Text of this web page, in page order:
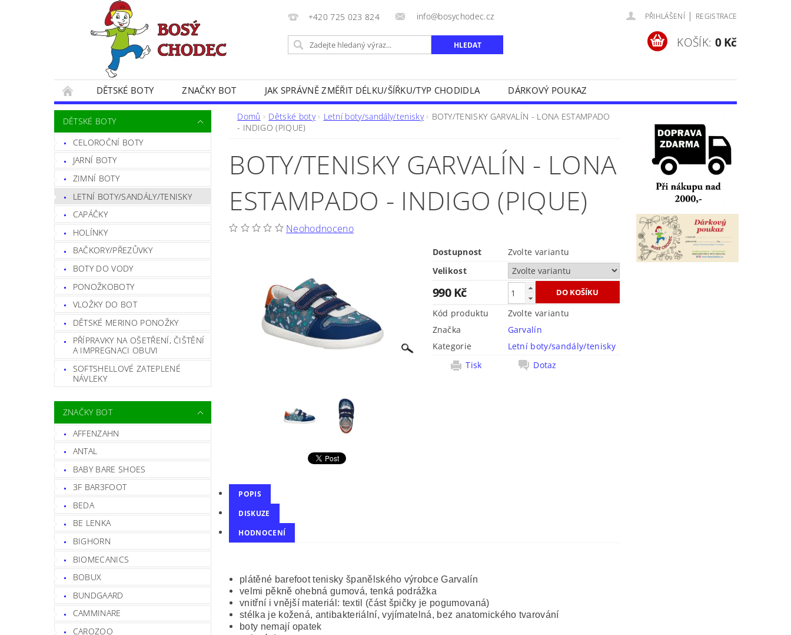
+420 725 023 824 info@bosychodec.cz PŘIHLÁŠENÍ | REGISTRACE
KOŠÍK: 0 Kč
DĚTSKÉ BOTY ZNAČKY BOT JAK SPRÁVNĚ ZMĚŘIT DÉLKU/ŠÍŘKU/TYP CHODIDLA
DÁRKOVÝ POUKAZ
SPOKOJENÍ ZÁKAZNÍČCI
BLOG CENÍK DOPRAVY A ZPŮSOBY PLATEB OBCHODNÍ PODMÍNKY
OCHRANA OSOBNÍCH ÚDAJŮ
POSTUP PŘI VRÁCENÍ ZBOŽÍ
FORMULÁŘ NA VRÁCENÍ ZBOŽÍ
DĚTSKÉ BOTY
CELOROČNÍ BOTY
JARNÍ BOTY
ZIMNÍ BOTY
LETNÍ BOTY/SANDÁLY/TENISKY
CAPÁČKY
HOLÍNKY
BAČKORY/PŘEZŮVKY
BOTY DO VODY
PONOŽKOBOTY
VLOŽKY DO BOT
DĚTSKÉ MERINO PONOŽKY
PŘÍPRAVKY NA OŠETŘENÍ, ČIŠTĚNÍ
A IMPREGNACI OBUVI
SOFTSHELLOVÉ ZATEPLENÉ
NÁVLEKY
ZNAČKY BOT
AFFENZAHN
ANTAL
BABY BARE SHOES
3F BAR3FOOT
BEDA
BE LENKA
BIGHORN
BIOMECANICS
BOBUX
BUNDGAARD
CAMMINARE
CAROZOO
Domů Dětské boty Letní boty/sandály/tenisky
BOTY/TENISKY GARVALÍN - LONA ESTAMPADO
- INDIGO (PIQUE)
BOTY/TENISKY GARVALÍN - LONA
ESTAMPADO - INDIGO (PIQUE)
Neohodnoceno
Dostupnost
Zvolte variantu
Velikost
990 Kč
Kód produktu
Zvolte variantu
Značka
Garvalín
Kategorie
Letní boty/sandály/tenisky
Tisk
Dotaz
POPIS
DISKUZE
HODNOCENÍ
plátěné barefoot tenisky španělského výrobce Garvalín
velmi pěkně ohebná gumová, tenká podrážka
vnitřní i vnější materiál: textil (část špičky je pogumovaná)
stélka je kožená, antibakteriální, vyjímatelná, bez anatomického tvarování
boty nemají opatek